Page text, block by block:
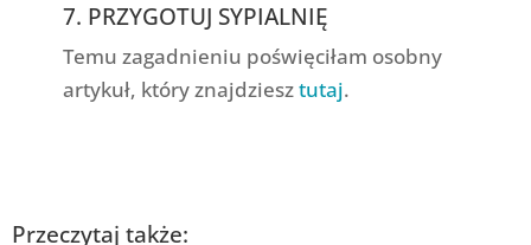
7. PRZYGOTUJ SYPIALNIĘ
Temu zagadnieniu poświęciłam osobny
artykuł, który znajdziesztutaj.
Przeczytaj także: